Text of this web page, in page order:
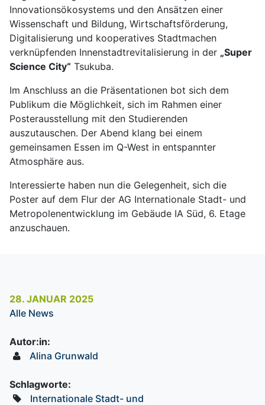
Innovationsökosystems und den Ansätzen einer
Wissenschaft und Bildung, Wirtschaftsförderung,
Digitalisierung und kooperatives Stadtmachen
verknüpfenden Innenstadtrevitalisierung in der „Super
Science City“ Tsukuba.
Im Anschluss an die Präsentationen bot sich dem
Publikum die Möglichkeit, sich im Rahmen einer
Posterausstellung mit den Studierenden
auszutauschen. Der Abend klang bei einem
gemeinsamen Essen im Q-West in entspannter
Atmosphäre aus.
Interessierte haben nun die Gelegenheit, sich die
Poster auf dem Flur der AG Internationale Stadt- und
Metropolenentwicklung im Gebäude IA Süd, 6. Etage
anzuschauen.
28. JANUAR 2025
Alle News
Autor:in:
Alina Grunwald
Schlagworte:
Internationale Stadt- und